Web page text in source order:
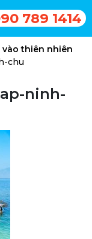
789 1414
vào thiên nhiên
chu
ninh-